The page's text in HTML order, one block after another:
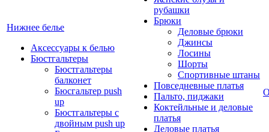
Нижнее белье
Аксессуары к белью
Бюстгальтеры
Бюстгальтеры
балконет
Бюсгальтер push
up
Бюстгальтеры с
двойным push up
рубашки
Брюки
Деловые брюки
Джинсы
Лосины
Шорты
Спортивные штаны
Повседневные платья
Пальто, пиджаки
Коктейльные и деловые
платья
Деловые платья